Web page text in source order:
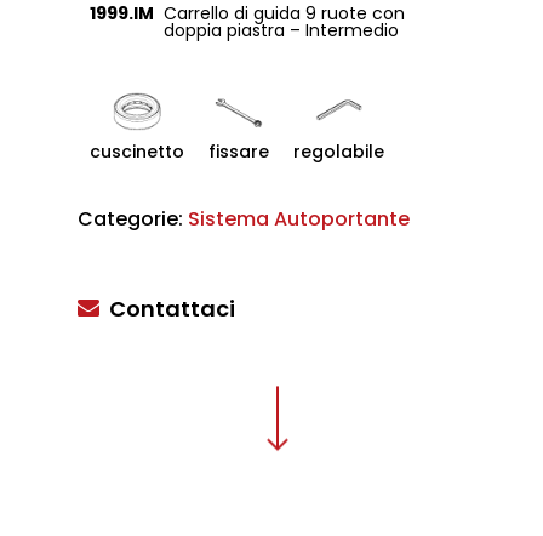
1999.IM Carrello di guida 9 ruote con
doppia piastra – Intermedio
cuscinetto fissare regolabile
Categorie: Sistema Autoportante
Contattaci